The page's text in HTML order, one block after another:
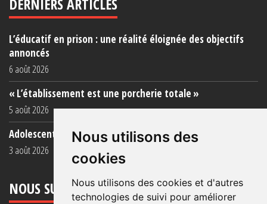
Nous utilisons des
cookies
Nous utilisons des cookies et d'autres
technologies de suivi pour améliorer
DERNIERS ARTICLES
L’éducatif en prison : une réalité éloignée des objectifs
annoncés
6 août 2026
« L’établissement est une porcherie totale »
5 août 2026
Adolescent·es incarcéré·es : une faillite collective
3 août 2026
NOUS SUIVRE